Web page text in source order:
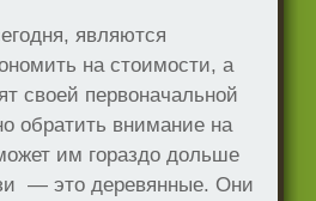
являются
на стоимости, а
своей первоначальной
обратить внимание на
им гораздо дольше
— это деревянные. Они